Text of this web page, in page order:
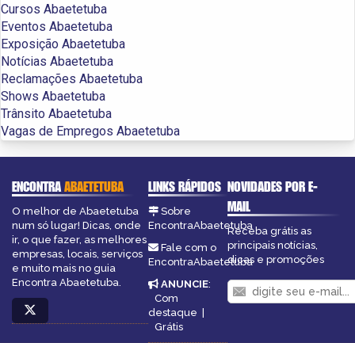
Cursos Abaetetuba
Eventos Abaetetuba
Exposição Abaetetuba
Notícias Abaetetuba
Reclamações Abaetetuba
Shows Abaetetuba
Trânsito Abaetetuba
Vagas de Empregos Abaetetuba
ENCONTRAABAETETUBA
O melhor de Abaetetuba
num só lugar! Dicas, onde
ir, o que fazer, as melhores
empresas, locais, serviços
e muito mais no guia
Encontra Abaetetuba.
LINKS RÁPIDOS
Sobre
EncontraAbaetetuba
Fale com o
EncontraAbaetetuba
ANUNCIE:
Com
destaque |
Grátis
NOVIDADES POR E-
MAIL
Receba grátis as
principais notícias,
dicas e promoções